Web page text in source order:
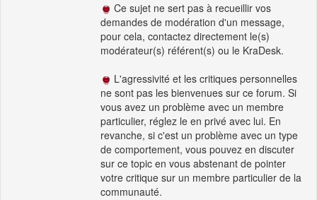
Ce sujet ne sert pas à recueillir vos
demandes de modération d'un message,
pour cela, contactez directement le(s)
modérateur(s) référent(s) ou le KraDesk.
L'agressivité et les critiques personnelles
ne sont pas les bienvenues sur ce forum. Si
vous avez un problème avec un membre
particulier, réglez le en privé avec lui. En
revanche, si c'est un problème avec un type
de comportement, vous pouvez en discuter
sur ce topic en vous abstenant de pointer
votre critique sur un membre particulier de la
communauté.